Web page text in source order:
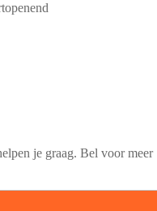
je graag. Bel voor meer